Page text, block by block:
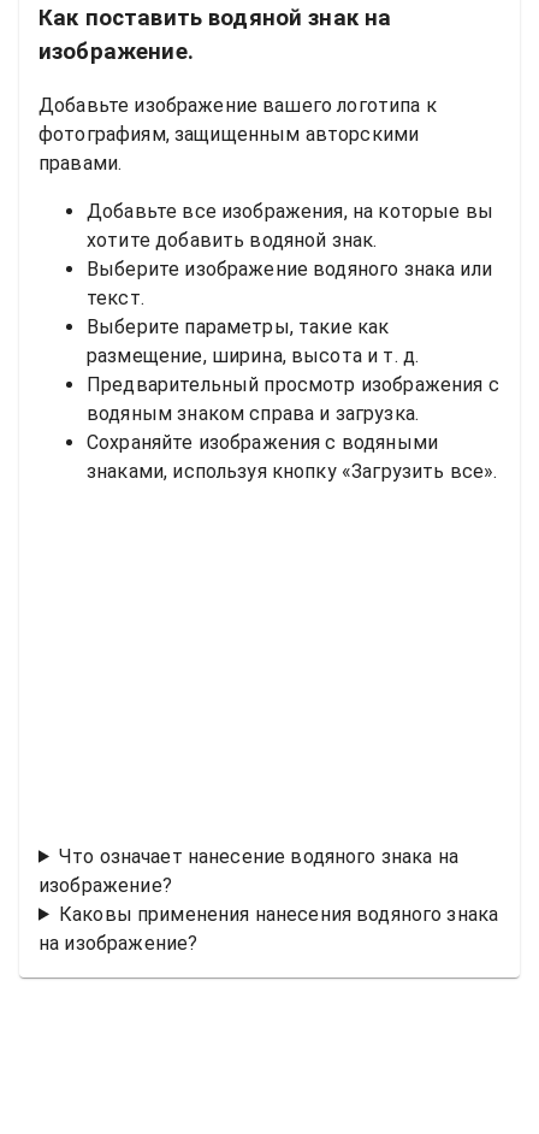
Как поставить водяной знак на
изображение.
Добавьте изображение вашего логотипа к
фотографиям, защищенным авторскими
правами.
Добавьте все изображения, на которые вы
хотите добавить водяной знак.
Выберите изображение водяного знака или
текст.
Выберите параметры, такие как
размещение, ширина, высота и т. д.
Предварительный просмотр изображения с
водяным знаком справа и загрузка.
Сохраняйте изображения с водяными
знаками, используя кнопку «Загрузить все».
Что означает нанесение водяного знака на
изображение?
Каковы применения нанесения водяного знака
на изображение?